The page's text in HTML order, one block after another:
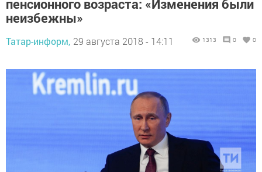
пенсионного возраста: «Изменения были
неизбежны»
Татар-информ, 29 августа 2018 - 14:11 1313 0 0